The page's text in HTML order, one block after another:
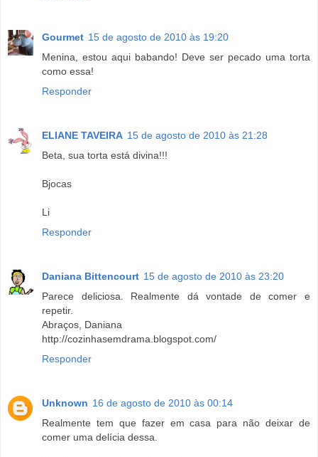
Gourmet 15 de agosto de 2010 às 19:20
Menina, estou aqui babando! Deve ser pecado uma torta
como essa!
Responder
ELIANE TAVEIRA 15 de agosto de 2010 às 21:28
Beta, sua torta está divina!!!
Bjocas
Li
Responder
Daniana Bittencourt 15 de agosto de 2010 às 23:20
Parece deliciosa. Realmente dá vontade de comer e
repetir.
Abraços, Daniana
http://cozinhasemdrama.blogspot.com/
Responder
Unknown 16 de agosto de 2010 às 00:14
Realmente tem que fazer em casa para não deixar de
comer uma delícia dessa.